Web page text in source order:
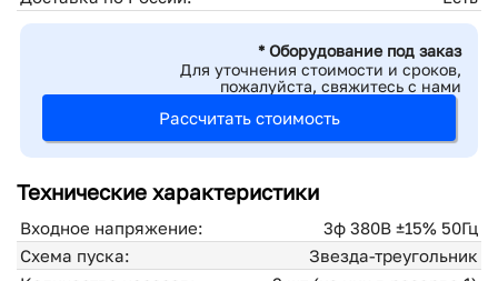
* Оборудование под заказ
Для уточнения стоимости и сроков,
пожалуйста, свяжитесь с нами
Рассчитать стоимость
Технические характеристики
Входное напряжение:
3ф 380В ±15% 50Гц
Схема пуска:
Звезда-треугольник